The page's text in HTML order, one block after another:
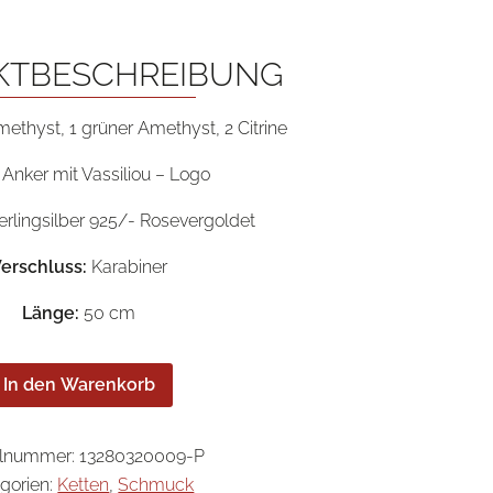
1 grüner Amethyst, 2 Citrine
Anker mit Vassiliou – Logo
925/- Rosevergoldet
Karabiner
Länge: 50 cm
In den Warenkorb
13280320009-P
Ketten ,Schmuck